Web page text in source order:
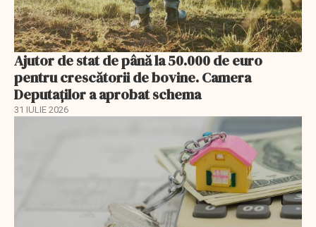
Ajutor de stat de până la 50.000 de euro
pentru crescătorii de bovine. Camera
Deputaților a aprobat schema
31 IULIE 2026